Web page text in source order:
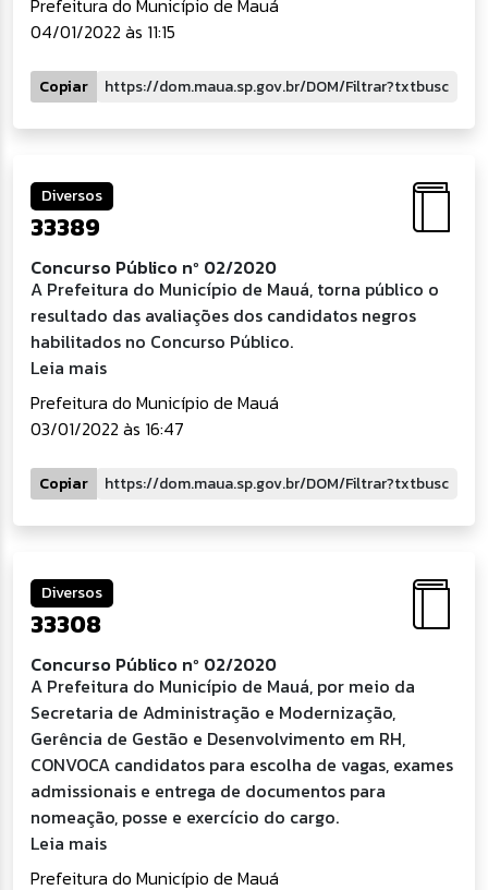
Prefeitura do Município de Mauá
04/01/2022 às 11:15
Copiar
Diversos
33389
Concurso Público nº 02/2020
A Prefeitura do Município de Mauá, torna público o
resultado das avaliações dos candidatos negros
habilitados no Concurso Público.
Leia mais
Prefeitura do Município de Mauá
03/01/2022 às 16:47
Copiar
Diversos
33308
Concurso Público nº 02/2020
A Prefeitura do Município de Mauá, por meio da
Secretaria de Administração e Modernização,
Gerência de Gestão e Desenvolvimento em RH,
CONVOCA candidatos para escolha de vagas, exames
admissionais e entrega de documentos para
nomeação, posse e exercício do cargo.
Leia mais
Prefeitura do Município de Mauá